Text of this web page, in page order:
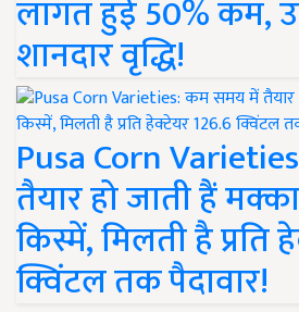
लागत हुई 50% कम,
शानदार वृद्धि!
Pusa Corn
तैयार हो जाती हैं
किस्में, मिलती है प्रति
क्विंटल तक पैदावार!